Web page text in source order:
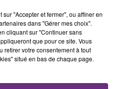
"Accepter et fermer", ou affiner en
dans "Gérer mes choix".
cliquant sur "Continuer sans
que pour ce site. Vous
retirer votre consentement à tout
situé en bas de chaque page.